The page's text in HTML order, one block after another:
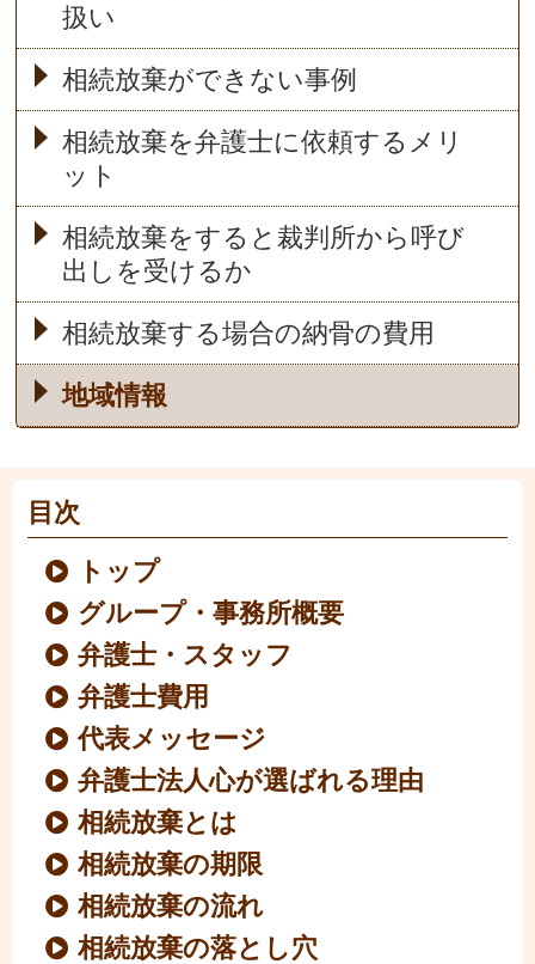
扱い
相続放棄ができない事例
相続放棄を弁護士に依頼するメリ
ット
相続放棄をすると裁判所から呼び
出しを受けるか
相続放棄する場合の納骨の費用
地域情報
目次
トップ
グループ・事務所概要
弁護士・スタッフ
弁護士費用
代表メッセージ
弁護士法人心が選ばれる理由
相続放棄とは
相続放棄の期限
相続放棄の流れ
相続放棄の落とし穴